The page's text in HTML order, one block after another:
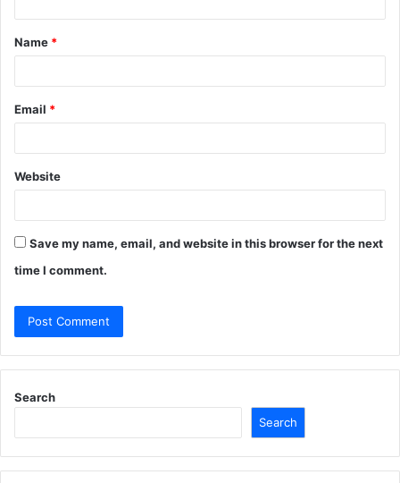
t
*
Name *
Email *
Website
Save my name, email, and website in this browser for the next
time I comment.
Search
Search